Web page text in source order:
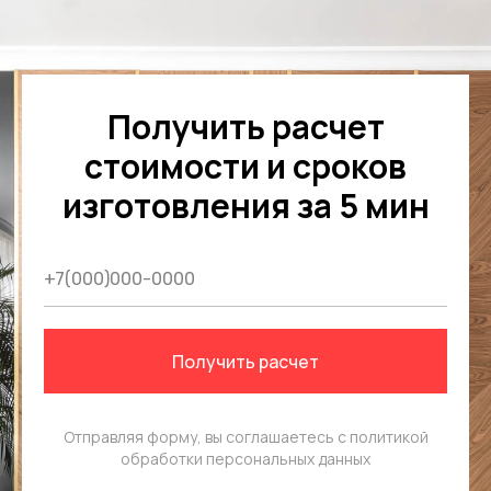
Получить расчет
стоимости и сроков
изготовления за 5 мин
Получить расчет
Отправляя форму, вы соглашаетесь с политикой
обработки персональных данных